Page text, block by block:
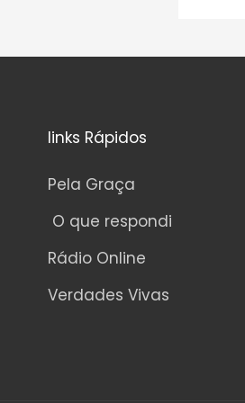
links Rápidos
Pela Graça
O que respondi
Rádio Online
Verdades Vivas